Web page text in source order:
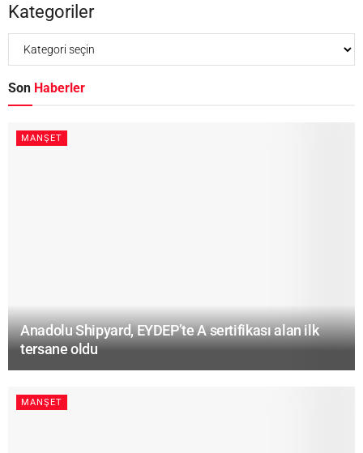
Kategoriler
Son Haberler
MANŞET
Anadolu Shipyard, EYDEP’te A sertifikası alan ilk
tersane oldu
MANŞET